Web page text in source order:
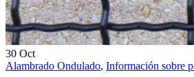
30 Oct
Alambrado Ondulado, Información sobre